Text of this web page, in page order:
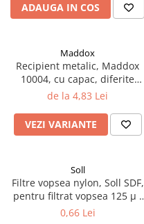
Lac auto HS
Lac auto Ceramic
Lac auto Mat
Lac auto Retus
Agent de matuire
INTRETINERE CABINE VOPSIT
Indepartat impuritati
Reconditionat suprafete
2.12 POLISHARE
ADAUGA IN COS
Maddox
Recipient metalic, Maddox
10004, cu capac, diferite
marimi
de la 4,83 Lei
VEZI VARIANTE
Soll
Filtre vopsea nylon, Soll SDF,
pentru filtrat vopsea 125 µ /
190 µ, pret 1 buc
0,66 Lei